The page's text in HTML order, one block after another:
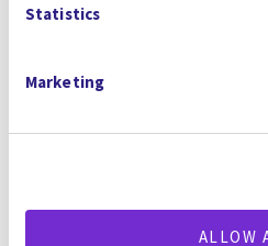
Statistics
Marketing
ALLOW
alkaLi
- Ein
und nachhaltigeren
Mineralien widmet
-
firmeneigenen